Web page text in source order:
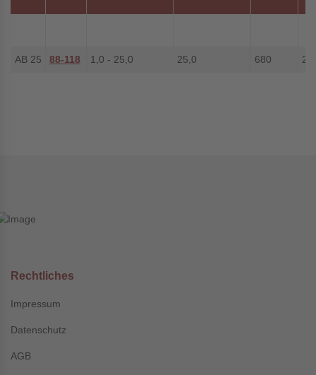
AB 25 88-118 1,0 - 25,0 25,0 680
Rechtliches
Impressum
Datenschutz
AGB